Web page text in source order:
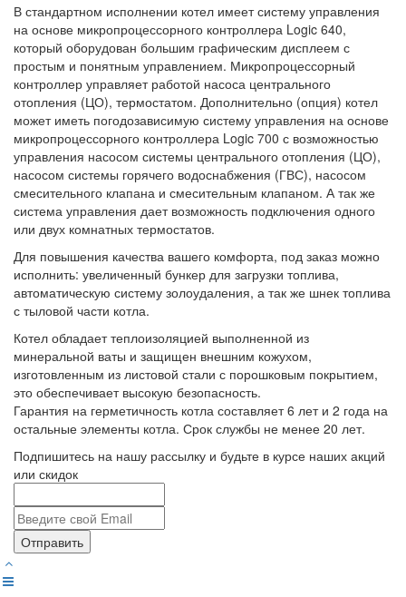
В стандартном исполнении котел имеет систему управления
на основе микропроцессорного контроллера Logic 640,
который оборудован большим графическим дисплеем с
простым и понятным управлением. Микропроцессорный
контроллер управляет работой насоса центрального
отопления (ЦО), термостатом. Дополнительно (опция) котел
может иметь погодозависимую систему управления на основе
микропроцессорного контроллера Logic 700 с возможностью
управления насосом системы центрального отопления (ЦО),
насосом системы горячего водоснабжения (ГВС), насосом
смесительного клапана и смесительным клапаном. А так же
система управления дает возможность подключения одного
или двух комнатных термостатов.
Для повышения качества вашего комфорта, под заказ можно
исполнить: увеличенный бункер для загрузки топлива,
автоматическую систему золоудаления, а так же шнек топлива
с тыловой части котла.
Котел обладает теплоизоляцией выполненной из
минеральной ваты и защищен внешним кожухом,
изготовленным из листовой стали с порошковым покрытием,
это обеспечивает высокую безопасность.
Гарантия на герметичность котла составляет 6 лет и 2 года на
остальные элементы котла. Срок службы не менее 20 лет.
Подпишитесь на нашу рассылку и будьте в курсе наших акций
или скидок
Отправить